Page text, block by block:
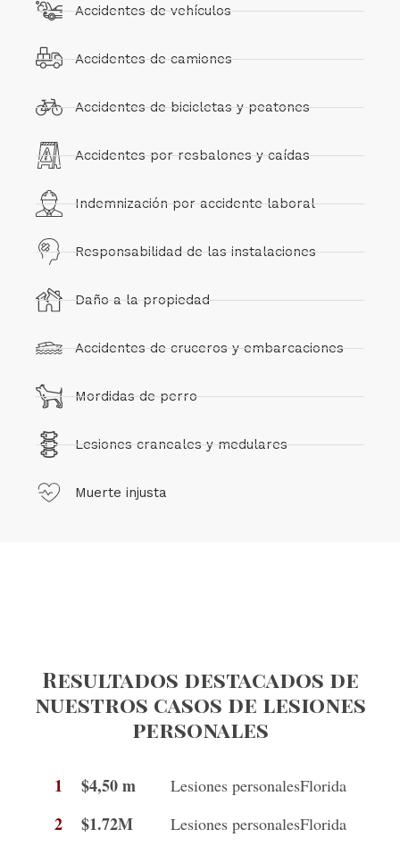
Accidentes de vehículos
Accidentes de camiones
Accidentes de bicicletas y peatones
Accidentes por resbalones y caídas
Indemnización por accidente laboral
Responsabilidad de las instalaciones
Daño a la propiedad
Accidentes de cruceros y embarcaciones
Mordidas de perro
Lesiones craneales y medulares
Muerte injusta
Resultados destacados de
nuestros casos de lesiones
personales
1 $4,50 m Lesiones personalesFlorida
2 $1.72M Lesiones personalesFlorida